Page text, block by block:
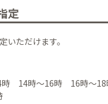
定
いただけます。
時 14時～16時 16時～